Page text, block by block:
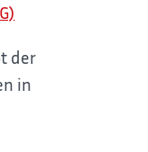
der
in